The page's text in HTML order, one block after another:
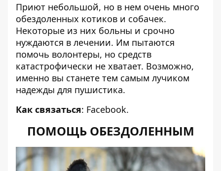
Приют небольшой, но в нем очень много
обездоленных котиков и собачек.
Некоторые из них больны и срочно
нуждаются в лечении. Им пытаются
помочь волонтеры, но средств
катастрофически не хватает. Возможно,
именно вы станете тем самым лучиком
надежды для пушистика.
Как связаться: Facebook.
ПОМОЩЬ ОБЕЗДОЛЕННЫМ